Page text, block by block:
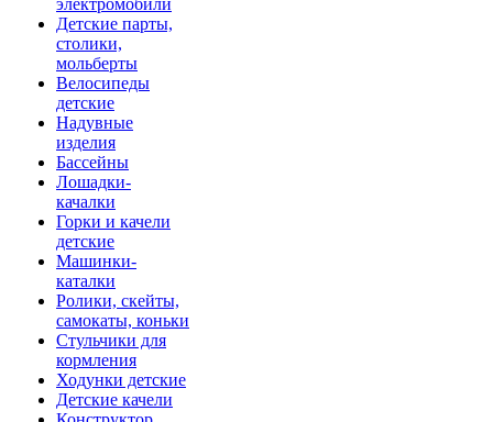
электромобили
Детские парты,
столики,
мольберты
Велосипеды
детские
Надувные
изделия
Бассейны
Лошадки-
качалки
Горки и качели
детские
Машинки-
каталки
Ролики, скейты,
самокаты, коньки
Стульчики для
кормления
Ходунки детские
Детские качели